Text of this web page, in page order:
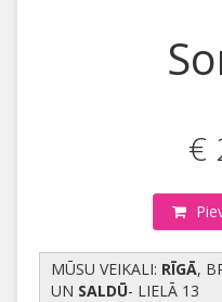
€
MŪSU VEIKALI: RĪGĀ,
UN SALDŪ- LIELĀ 13